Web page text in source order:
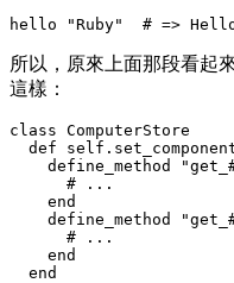
所以，原來上面那段看起
這樣：
class ComputerStore
def
define_method
      # ...
    end
define_method
      # ...
    end
  end